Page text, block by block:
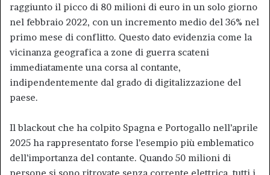
raggiunto il picco di 80 milioni di euro in un solo giorno
nel febbraio 2022, con un incremento medio del 36% nel
primo mese di conflitto. Questo dato evidenzia come la
vicinanza geografica a zone di guerra scateni
immediatamente una corsa al contante,
indipendentemente dal grado di digitalizzazione del
paese.
Il blackout che ha colpito Spagna e Portogallo nell’aprile
2025 ha rappresentato forse l’esempio più emblematico
dell’importanza del contante. Quando 50 milioni di